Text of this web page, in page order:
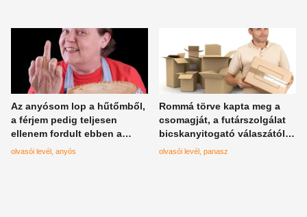
Az anyósom lop a hűtőmből,
a férjem pedig teljesen
ellenem fordult ebben a
szörnyű helyzetben
olvasói levél anyós
Rommá törve kapta meg a
csomagját, a futárszolgálat
bicskanyitogató válaszától
pedig te sem térsz majd
olvasói levél panasz